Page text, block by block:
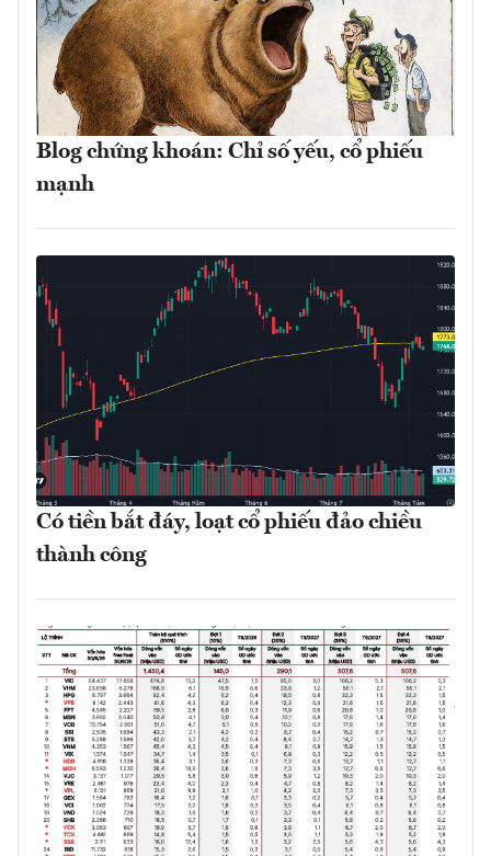
Blog chứng khoán: Chỉ số yếu, cổ phiếu
mạnh
Có tiền bắt đáy, loạt cổ phiếu đảo chiều
thành công